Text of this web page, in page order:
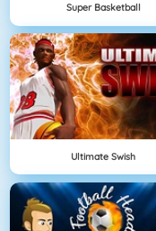
Super Basketball
Ultimate Swish